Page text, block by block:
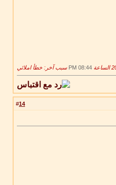
08:44 PM سبب آخر: خطأ املائي
14